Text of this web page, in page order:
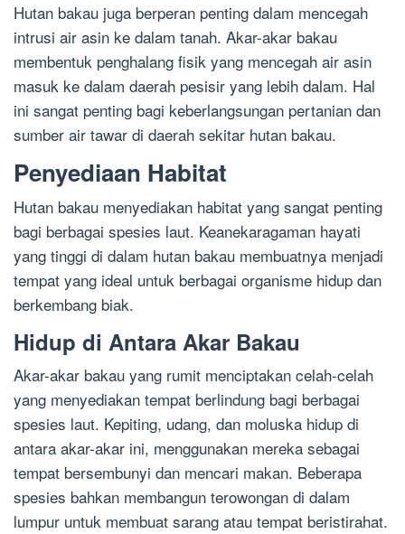
Hutan bakau juga berperan penting dalam mencegah
intrusi air asin ke dalam tanah. Akar-akar bakau
membentuk penghalang fisik yang mencegah air asin
masuk ke dalam daerah pesisir yang lebih dalam. Hal
ini sangat penting bagi keberlangsungan pertanian dan
sumber air tawar di daerah sekitar hutan bakau.
Penyediaan Habitat
Hutan bakau menyediakan habitat yang sangat penting
bagi berbagai spesies laut. Keanekaragaman hayati
yang tinggi di dalam hutan bakau membuatnya menjadi
tempat yang ideal untuk berbagai organisme hidup dan
berkembang biak.
Hidup di Antara Akar Bakau
Akar-akar bakau yang rumit menciptakan celah-celah
yang menyediakan tempat berlindung bagi berbagai
spesies laut. Kepiting, udang, dan moluska hidup di
antara akar-akar ini, menggunakan mereka sebagai
tempat bersembunyi dan mencari makan. Beberapa
spesies bahkan membangun terowongan di dalam
lumpur untuk membuat sarang atau tempat beristirahat.